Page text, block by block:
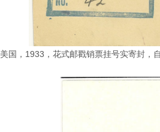
美国，1933，花式邮戳销票挂号实寄封，